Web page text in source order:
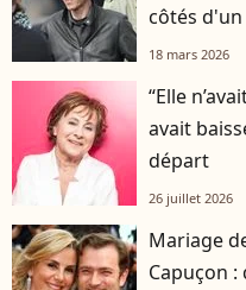
côtés
18 mars 2026
“Elle
avait
départ
26 juillet 2026
Mariage
Capuçon